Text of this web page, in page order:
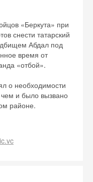
«Беркута» при
снести татарский
Абдал под
время от
«отбой».
о необходимости
чем и было вызвано
районе.